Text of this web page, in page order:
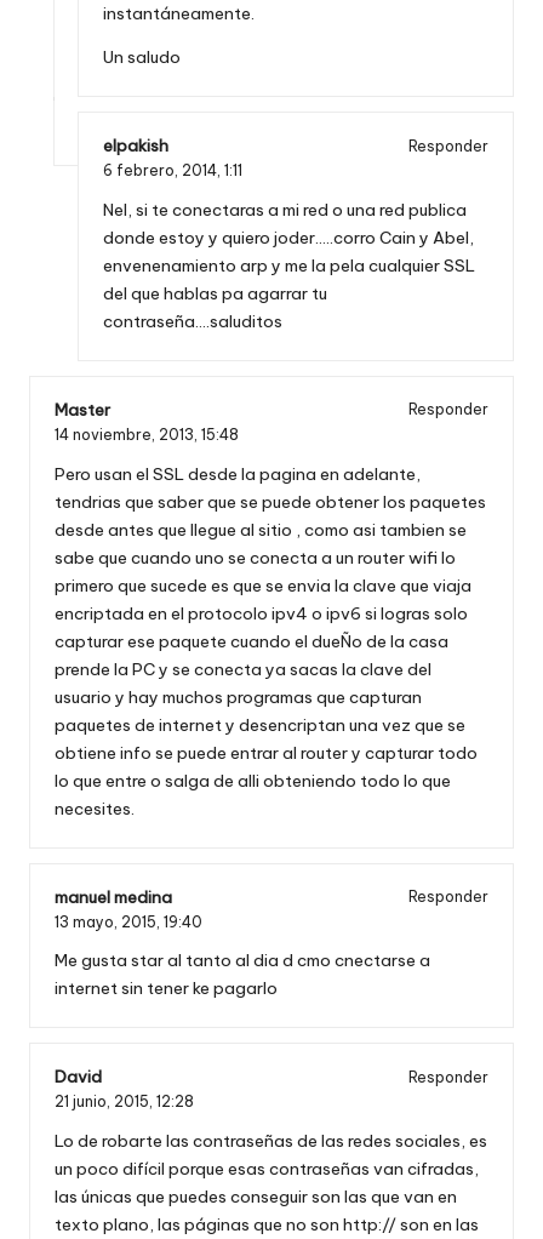
instantáneamente.
Un saludo
elpakish
Responder
6 febrero, 2014, 1:11
Nel, si te conectaras a mi red o una red publica
donde estoy y quiero joder…..corro Cain y Abel,
envenenamiento arp y me la pela cualquier SSL
del que hablas pa agarrar tu
contraseña….saluditos
Master
Responder
14 noviembre, 2013, 15:48
Pero usan el SSL desde la pagina en adelante,
tendrias que saber que se puede obtener los paquetes
desde antes que llegue al sitio , como asi tambien se
sabe que cuando uno se conecta a un router wifi lo
primero que sucede es que se envia la clave que viaja
encriptada en el protocolo ipv4 o ipv6 si logras solo
capturar ese paquete cuando el dueÑo de la casa
prende la PC y se conecta ya sacas la clave del
usuario y hay muchos programas que capturan
paquetes de internet y desencriptan una vez que se
obtiene info se puede entrar al router y capturar todo
lo que entre o salga de alli obteniendo todo lo que
necesites.
manuel medina
Responder
13 mayo, 2015, 19:40
Me gusta star al tanto al dia d cmo cnectarse a
internet sin tener ke pagarlo
David
Responder
21 junio, 2015, 12:28
Lo de robarte las contraseñas de las redes sociales, es
un poco difícil porque esas contraseñas van cifradas,
las únicas que puedes conseguir son las que van en
texto plano, las páginas que no son http:// son en las